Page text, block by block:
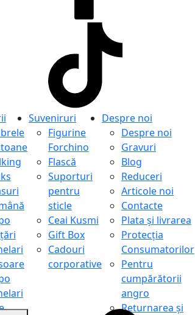
Suveniruri
Figurine
Forchino
Flască
Suporturi
pentru
sticle
Ceai Kusmi
Gift Box
Cadouri
corporative
Despre noi
Despre noi
Gravuri
Blog
Reduceri
Articole noi
Contacte
Plata și livrarea
Protecţia
Consumatorilor
Pentru
cumpărătorii
angro
Returnarea și